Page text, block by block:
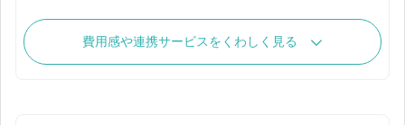
費用感や連携サービスをくわしく見る